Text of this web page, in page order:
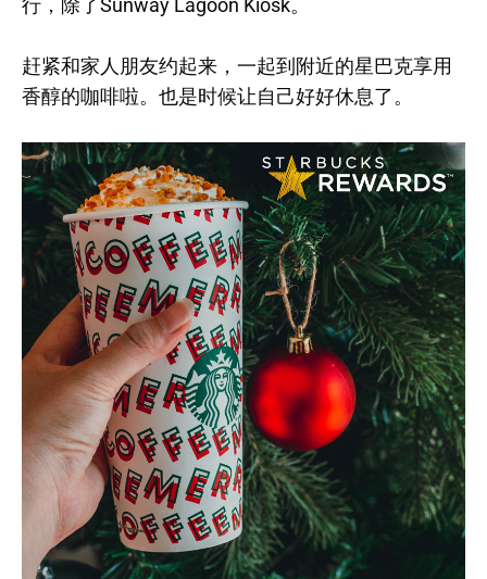
行，除了Sunway Lagoon Kiosk。
赶紧和家人朋友约起来，一起到附近的星巴克享用
香醇的咖啡啦。也是时候让自己好好休息了。